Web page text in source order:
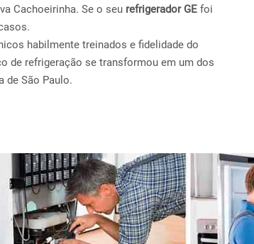
Cachoeirinha. Se o seu refrigerador GE foi
habilmente treinados e fidelidade do
de refrigeração se transformou em um dos
de São Paulo.